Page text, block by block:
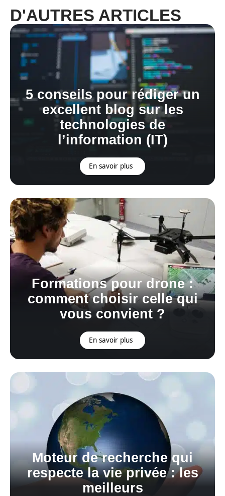
D'AUTRES ARTICLES
5 conseils pour rédiger un
excellent blog sur les
technologies de
l’information (IT)
En savoir plus
Formations pour drone :
comment choisir celle qui
vous convient ?
En savoir plus
Moteur de recherche qui
respecte la vie privée : les
meilleurs